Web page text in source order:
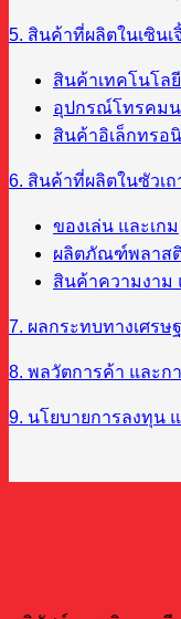
5. สินค้าที่ผลิตในเซินเ
สินค้าเทคโนโล
อุปกรณ์โทรคม
สินค้าอิเล็กทรอ
6. สินค้าที่ผลิตในซัวเถ
ของเล่น และเกม
ผลิตภัณฑ์พลาส
สินค้าความงาม
7. ผลกระทบทางเศรษ
8. พลวัตการค้า และก
9. นโยบายการลงทุน